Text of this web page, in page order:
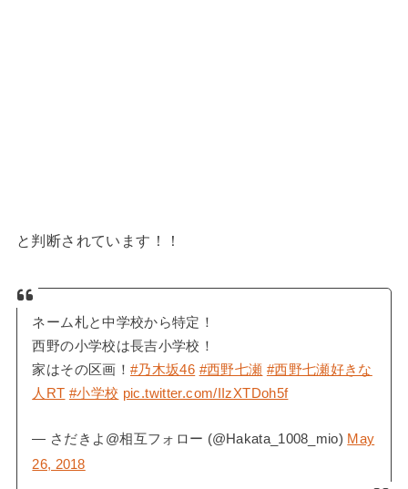
と判断されています！！
ネーム札と中学校から特定！
西野の小学校は長吉小学校！
家はその区画！ #乃木坂46 #西野七瀬 #西野七瀬好きな
人RT #小学校 pic.twitter.com/IIzXTDoh5f
— さだきよ@相互フォロー (@Hakata_1008_mio) May
26, 2018